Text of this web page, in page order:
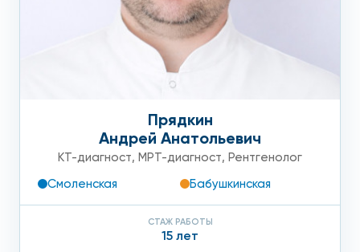
Прядкин
Андрей Анатольевич
КТ-диагност, МРТ-диагност, Рентгенолог
Смоленская
Бабушкинская
СТАЖ РАБОТЫ
15 лет